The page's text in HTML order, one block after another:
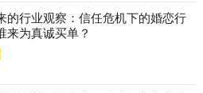
的行业观察：信任危机下的婚恋行
来为真诚买单？